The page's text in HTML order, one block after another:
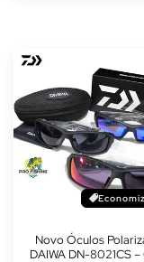
Novo Óculos
DAIWA DN-8021CS –